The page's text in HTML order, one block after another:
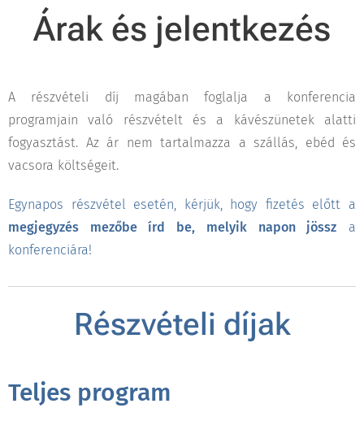
Árak és jelentkezés
A részvételi díj magában foglalja a konferencia
programjain való részvételt és a kávészünetek alatti
fogyasztást. Az ár nem tartalmazza a szállás, ebéd és
vacsora költségeit.
Egynapos részvétel esetén, kérjük, hogy fizetés előtt a
megjegyzés mezőbe írd be, melyik napon jössz a
konferenciára!
Részvételi díjak
Teljes program